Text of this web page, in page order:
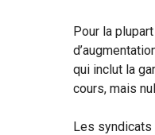
Pour la
qui inclut la
cours, mais
Les syndicats